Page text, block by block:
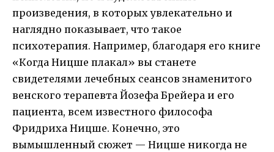
произведения, в которых увлекательно и
наглядно показывает, что такое
психотерапия. Например, благодаря его книге
«Когда Ницше плакал» вы станете
свидетелями лечебных сеансов знаменитого
венского терапевта Йозефа Брейера и его
пациента, всем известного философа
Фридриха Ницше. Конечно, это
вымышленный сюжет — Ницше никогда не